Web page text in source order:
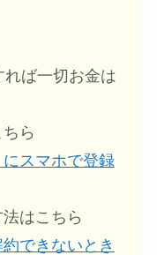
ば一切お金は
ら
スマホで登録
はこちら
できないとき